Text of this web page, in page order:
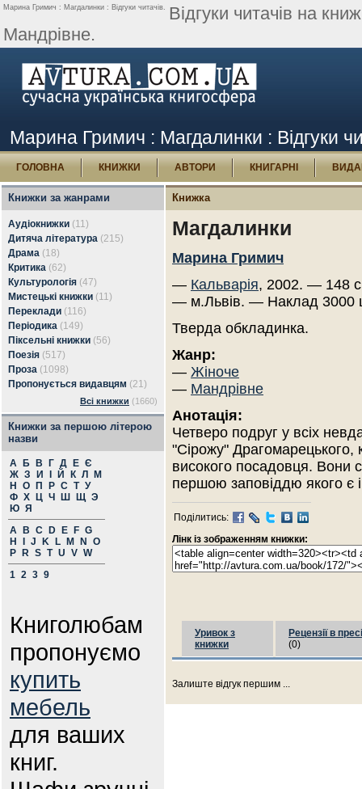
Марина Гримич : Магдалинки : Відгуки читачів. Відгуки читачів на
Мандрівне.
Марина Гримич : Магдалинки : Відгуки
ГОЛОВНА КНИЖКИ АВТОРИ КНИГАРНІ
Книжки за жанрами
Аудіокнижки (11)
Дитяча література (215)
Драма (18)
Критика (62)
Культурологія (47)
Мистецькі книжки (11)
Переклади (116)
Періодика (149)
Піксельні книжки (56)
Поезія (517)
Проза (1098)
Пропонується видавцям (21)
Всі книжки (1660)
Книжки за першою літерою
назви
А Б В Г Д Е Є
Ж З И Й К Л
М
Н
О П Р С Т У
Ф Х Ц Ч Ш Щ Э
Ю Я
A
B C D E F G
H
J K L M N
O
P
R S T U V W
1 2 3 9
Книголюбам
пропонуємо
купить
мебель
для ваших
книг.
Книжка
Магдалинки
Марина Гримич
— Кальварія, 2002. — 148
— м.Львів. — Наклад 3000
Тверда обкладинка.
Жанр:
— Жіноче
— Мандрівне
Анотація:
Четверо подруг у всіх
"Сірожу" Драгомарецького,
високого посадовця. Вони
першою заповіддю якого є
Поділитись:
Лінк із зображенням книжки:
Уривок з
книжки
Рецензії в пресі
(0)
Залиште відгук першим ...